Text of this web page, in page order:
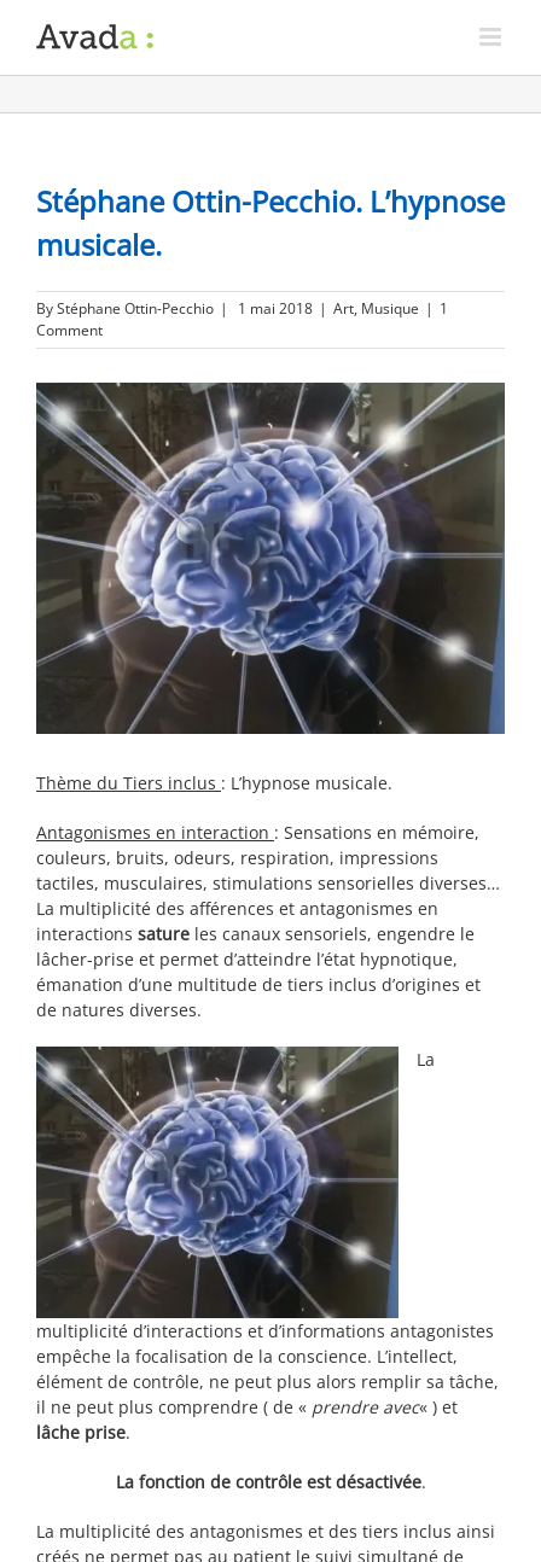
Stéphane Ottin-Pecchio. L’hypnose
musicale.
ByStéphane Ottin-Pecchio | 1 mai 2018 | Art, Musique | 1
Comment
View
Larger
Image
Thème du Tiers inclus : L’hypnose musicale.
Antagonismes en interaction : Sensations en mémoire,
couleurs, bruits, odeurs, respiration, impressions
tactiles, musculaires, stimulations sensorielles diverses…
La multiplicité des afférences et antagonismes en
interactions sature les canaux sensoriels, engendre le
lâcher-prise et permet d’atteindre l’état hypnotique,
émanation d’une multitude de tiers inclus d’origines et
de natures diverses.
La
multiplicité d’interactions et d’informations antagonistes
empêche la focalisation de la conscience. L’intellect,
élément de contrôle, ne peut plus alors remplir sa tâche,
il ne peut plus comprendre ( de « prendre avec« ) et
lâche prise.
La fonction de contrôle est désactivée.
La multiplicité des antagonismes et des tiers inclus ainsi
créés ne permet pas au patient le suivi simultané de